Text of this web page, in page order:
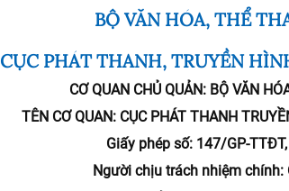
BỘ VĂN HÓA, THỂ
CỤC PHÁT THANH, TRUYỀN
CƠ QUAN CHỦ QUẢN: BỘ VĂN
TÊN CƠ QUAN: CỤC PHÁT THANH
Giấy phép số: 147/GP-
Người chịu trách nhiệm chính: